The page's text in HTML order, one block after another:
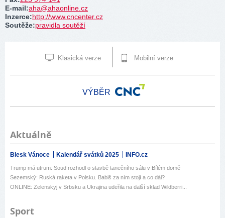
E-mail:aha@ahaonline.cz
Inzerce:http://www.cncenter.cz
Soutěže:pravidla soutěží
Klasická verze Mobilní verze
VÝBĚR
Aktuálně
Blesk Vánoce Kalendář svátků 2025 INFO.cz
Trump má utrum: Soud rozhodl o stavbě tanečního sálu v Bílém domě
Sezemský: Ruská raketa v Polsku. Babiš za ním stojí a co dál?
ONLINE: Zelenskyj v Srbsku a Ukrajina udeřila na další sklad Wildberri...
Sport